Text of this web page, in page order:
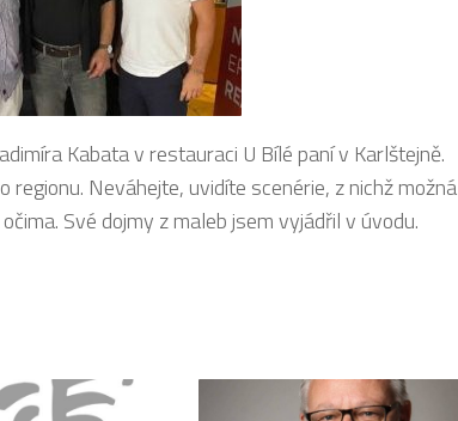
Kabata v restauraci U Bílé paní v Karlštejně.
regionu. Neváhejte, uvidíte scenérie, z nichž možná
Své dojmy z maleb jsem vyjádřil v úvodu.